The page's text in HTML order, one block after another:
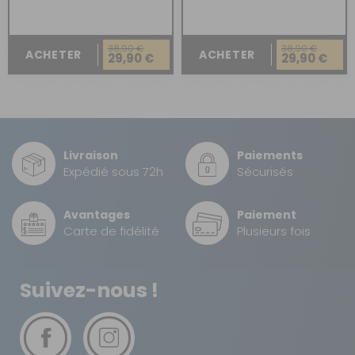
ACHETER 38,90 €
29,90 € ACHETER 38,90 €
29,90 €
Livraison
Expédié sous 72h
Paiements
Sécurisés
Avantages
Carte de fidélité
Paiement
Plusieurs fois
Suivez-nous !